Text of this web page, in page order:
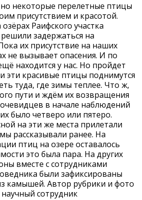
некоторые перелетные птицы
присутствием и красотой.
Раифского участка
задержаться на
их присутствие на наших
не вызывает опасения. И по
находится у нас. Но пройдет
эти красивые птицы поднимутся
туда, где зимы теплее. Что ж,
пути и ждём их возвращения
в начале наблюдений
было четверо или пятеро.
на эти же места прилетали
рассказывали ранее. На
птиц на озере оставалось
это была пара. На других
вместе с сотрудниками
были зафиксированы
камышей. Автор рубрики и фото
сотрудник